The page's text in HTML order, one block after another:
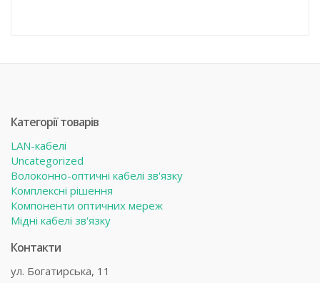
Категорії товарів
LAN-кабелі
Uncategorized
Волоконно-оптичні кабелі зв'язку
Комплексні рішення
Компоненти оптичних мереж
Мідні кабелі зв'язку
Контакти
ул. Богатирська, 11